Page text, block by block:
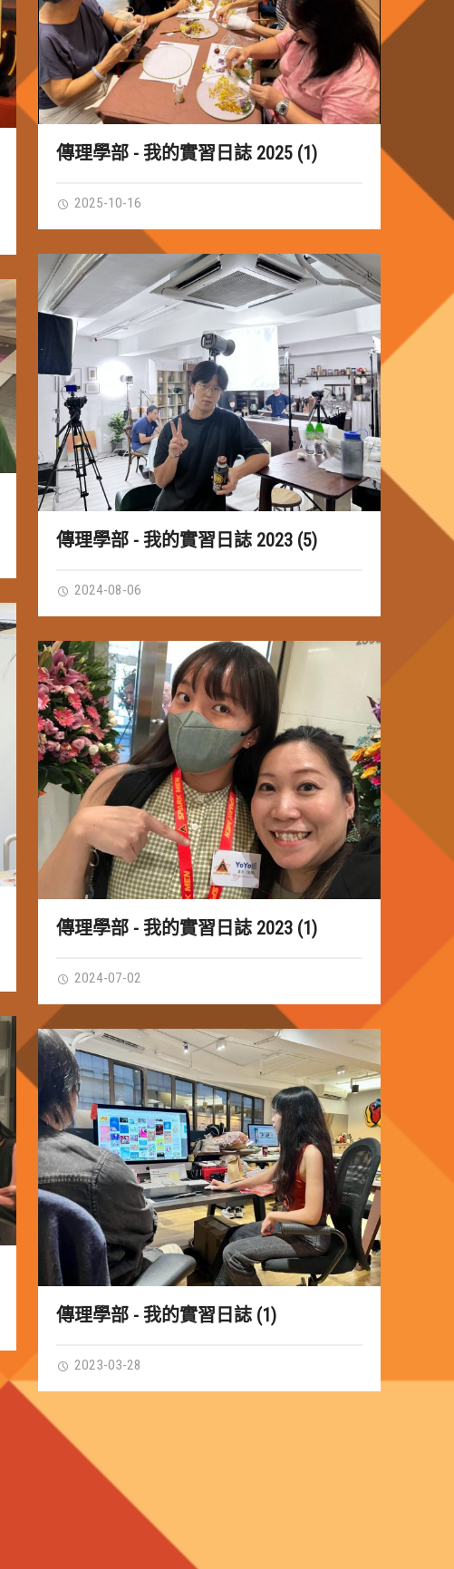
傳理學部 - 我的實習日誌 2025 (1)
2025-10-16
傳理學部 - 我的實習日誌 2023 (5)
2024-08-06
傳理學部 - 我的實習日誌 2023 (1)
2024-07-02
傳理學部 - 我的實習日誌 (1)
2023-03-28